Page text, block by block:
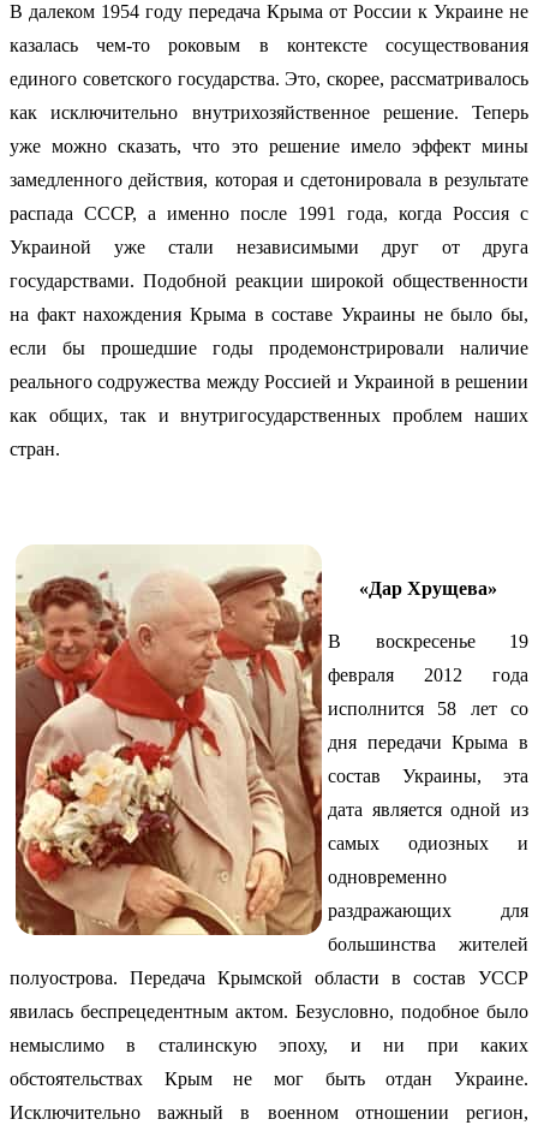
В далеком 1954 году передача Крыма от России к Украине не
казалась чем-то роковым в контексте сосуществования
единого советского государства.Это, скорее, рассматривалось
как исключительно внутрихозяйственное решение. Теперь
уже можно сказать, что это решение имело эффект мины
замедленного действия, которая и сдетонировала в результате
распада СССР, а именно после 1991 года, когда Россия с
Украиной уже стали независимыми друг от друга
государствами. Подобной реакции широкой общественности
на факт нахождения Крыма в составе Украины не было бы,
если бы прошедшие годы продемонстрировали наличие
реального содружества между Россией и Украиной в решении
как общих, так и внутригосударственных проблем наших
стран.
«Дар Хрущева»
В воскресенье 19
февраля 2012 года
исполнится 58 лет со
дня передачи Крыма в
состав Украины, эта
дата является одной из
самых одиозных и
одновременно
раздражающих для
большинства жителей
полуострова. Передача Крымской области в состав УССР
явилась беспрецедентным актом. Безусловно, подобное было
немыслимо в сталинскую эпоху, и ни при каких
обстоятельствах Крым не мог быть отдан Украине.
Исключительно важный в военном отношении регион,